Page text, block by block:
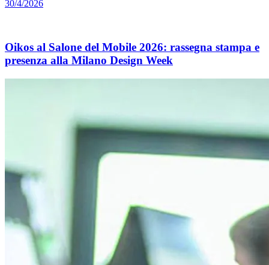
30/4/2026
Oikos al Salone del Mobile 2026: rassegna stampa e
presenza alla Milano Design Week